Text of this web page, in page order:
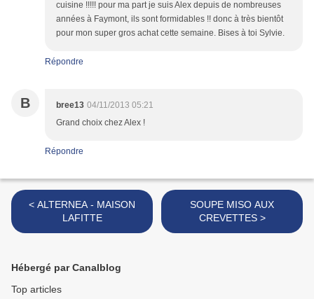
cuisine !!!!! pour ma part je suis Alex depuis de nombreuses
années à Faymont, ils sont formidables !! donc à très bientôt
pour mon super gros achat cette semaine. Bises à toi Sylvie.
Répondre
B bree13 04/11/2013 05:21
Grand choix chez Alex !
Répondre
< ALTERNEA - MAISON
LAFITTE
SOUPE MISO AUX
CREVETTES >
Hébergé par Canalblog
Top articles